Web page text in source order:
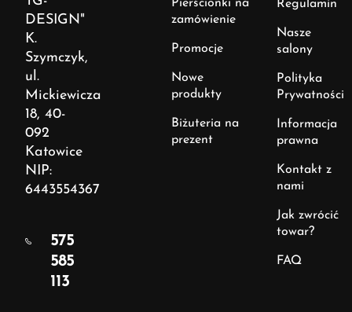
DESIGN"
K.
Szymczyk,
ul.
Mickiewicza
18, 40-
092
Katowice
NIP:
6443554367
575
585
113
Pierścionki na
zamówienie
Promocje
Nowe
produkty
Biżuteria na
prezent
Regulamin
Nasze
salony
Polityka
Prywatności
Informacja
prawna
Kontakt z
nami
Jak zwrócić
towar?
FAQ